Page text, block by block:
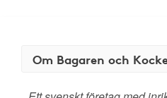
Om Bagaren och